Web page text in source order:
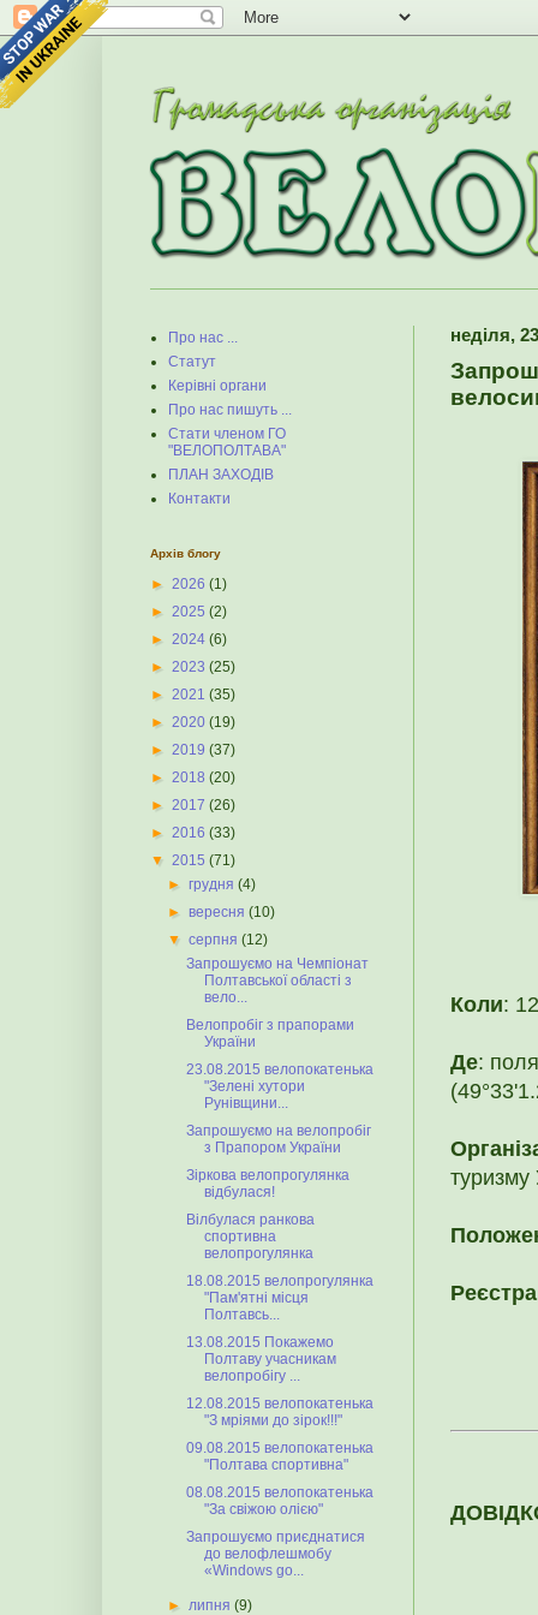
неділя,
Коли:
Де:
туризму
Про нас ...
Статут
Керівні органи
Про нас пишуть ...
Стати членом ГО
"ВЕЛОПОЛТАВА"
ПЛАН ЗАХОДІВ
Контакти
Архів блогу
► 2026 (1)
► 2025 (2)
► 2024 (6)
► 2023 (25)
► 2021 (35)
► 2020 (19)
► 2019 (37)
► 2018 (20)
► 2017 (26)
► 2016 (33)
▼ 2015 (71)
►грудня(4)
►вересня(10)
▼серпня(12)
Запрошуємо на Чемпіонат
Полтавської області з
вело...
Велопробіг з прапорами
України
23.08.2015 велопокатенька
"Зелені хутори
Рунівщини...
Запрошуємо на велопробіг
з Прапором України
Зіркова велопрогулянка
відбулася!
Вілбулася ранкова
спортивна
велопрогулянка
18.08.2015 велопрогулянка
"Пам'ятні місця
Полтавсь...
13.08.2015 Покажемо
Полтаву учасникам
велопробігу ...
12.08.2015 велопокатенька
"З мріями до зірок!!!"
09.08.2015 велопокатенька
"Полтава спортивна"
08.08.2015 велопокатенька
"За свіжою олією"
Запрошуємо приєднатися
до велофлешмобу
«Windows go...
►липня(9)